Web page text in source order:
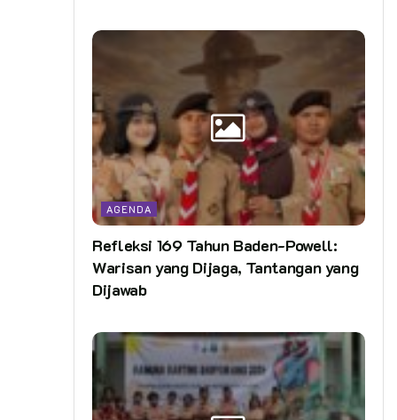
AGENDA
Refleksi 169 Tahun Baden-Powell:
Warisan yang Dijaga, Tantangan yang
Dijawab